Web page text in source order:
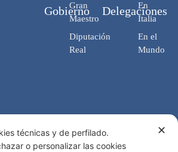
Gobierno
Gran
Maestro
Diputación
Real
Delegaciones
En
Italia
En el
Mundo
4 00187 Roma (IT)
✕
técnicas y de perfilado.
o personalizar las cookies